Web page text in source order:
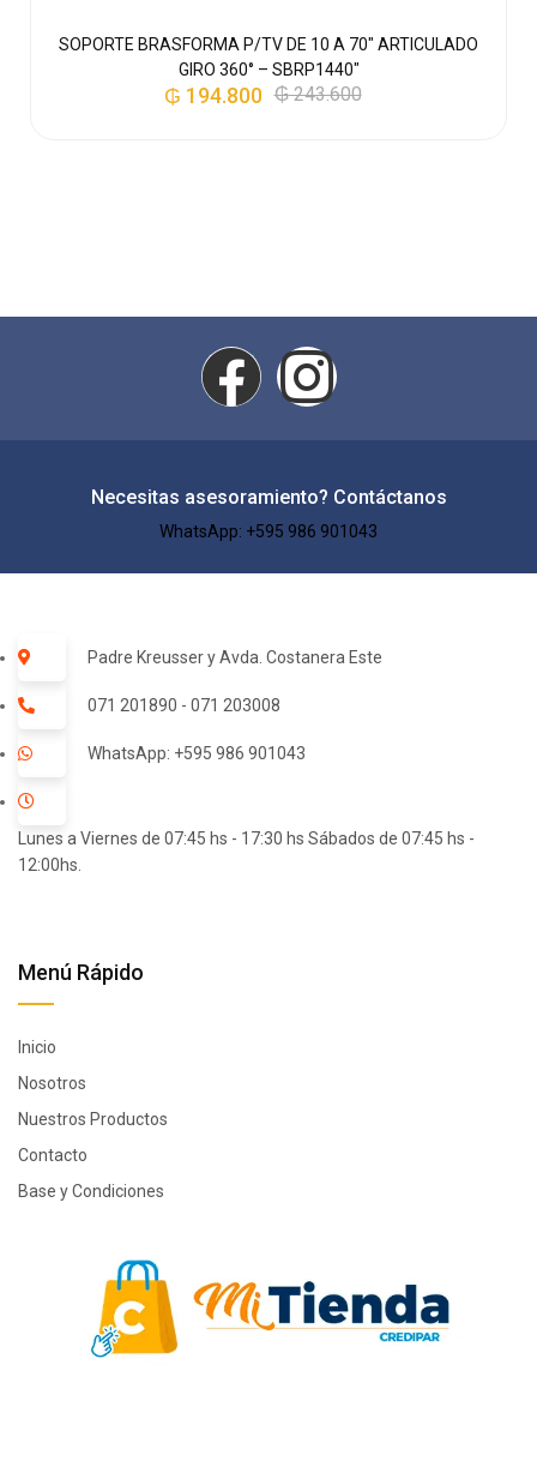
SOPORTE BRASFORMA P/TV DE 10 A 70″ ARTICULADO
GIRO 360° – SBRP1440″
₲243.600
₲ 194.800
Necesitas asesoramiento? Contáctanos
WhatsApp: +595 986 901043​
Padre Kreusser y Avda. Costanera Este
071 201890 - 071 203008
WhatsApp: +595 986 901043
Lunes a Viernes de 07:45 hs - 17:30 hs Sábados de 07:45 hs -
12:00hs.
Menú Rápido
Inicio
Nosotros
Nuestros Productos
Contacto
Base y Condiciones